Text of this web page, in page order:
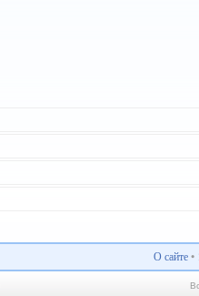
О сайте•